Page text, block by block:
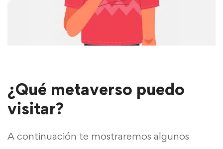
¿Qué metaverso puedo
visitar?
A continuación te mostraremos algunos